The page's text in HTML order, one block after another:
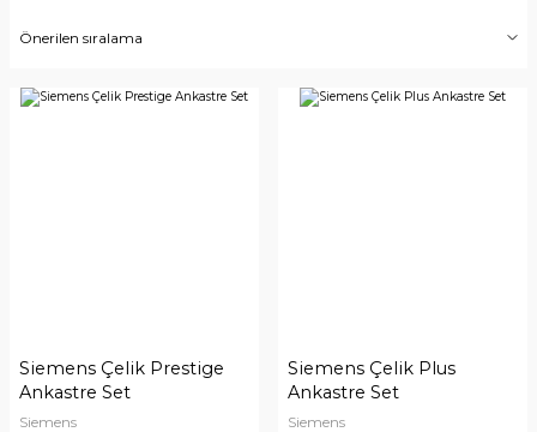
Siemens Çelik Prestige
Ankastre Set
Siemens
Siemens Çelik Plus
Ankastre Set
Siemens